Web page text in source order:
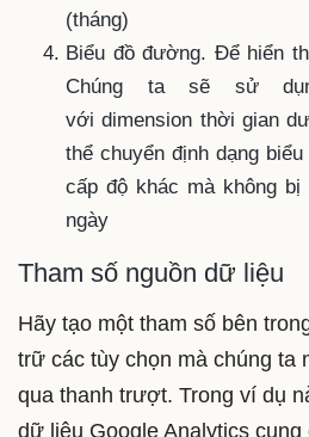
(tháng)
Biểu đồ đường. Để hiển
Chúng ta sẽ sử
với dimension thời gian
thể chuyển định dạng
cấp độ khác mà không
ngày
Tham số nguồn dữ liệu
Hãy tạo một tham số bên
trữ các tùy chọn mà chúng ta
qua thanh trượt. Trong ví dụ
dữ liệu Google Analytics